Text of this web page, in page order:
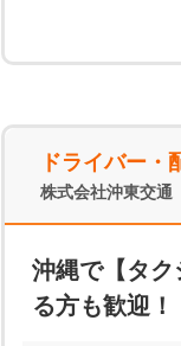
ドライバー・
株式会社沖東交通
沖縄で【タ
る方も歓迎！